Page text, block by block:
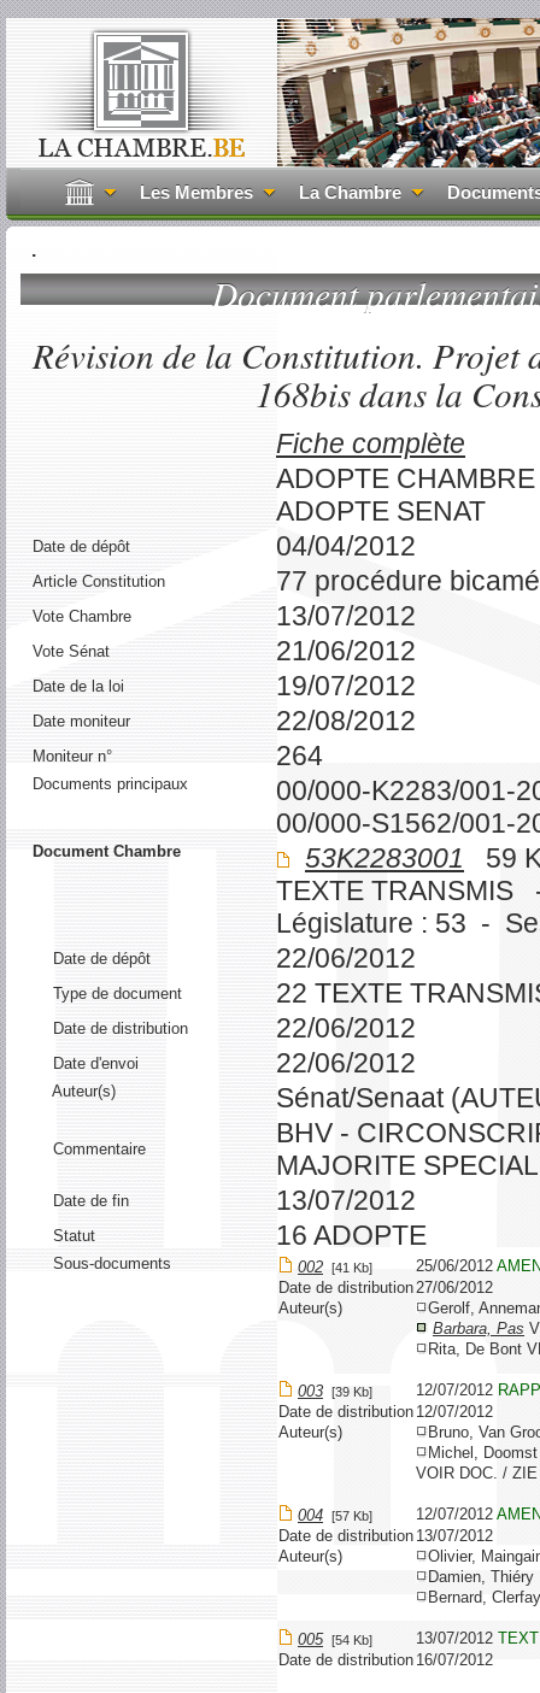
Les Membres La Chambre
.
Document
Révision de la Constitution.
168bis dans la
Fiche complète
ADOPTE CHAMBRE
ADOPTE SENAT
Date de dépôt 04/04/2012
Article Constitution 77 procédure
Vote Chambre 13/07/2012
Vote Sénat 21/06/2012
Date de la loi 19/07/2012
Date moniteur 22/08/2012
Moniteur n° 264
Documents principaux
00/000-K2283/001-
00/000-S1562/001-
Document Chambre 53K2283001 59
TEXTE TRANSMIS
Législature : 53 -
Date de dépôt 22/06/2012
Type de document 22 TEXTE
Date de distribution 22/06/2012
Date d'envoi 22/06/2012
Auteur(s) Sénat/Senaat
Commentaire
BHV -
MAJORITE
Date de fin 13/07/2012
Statut 16 ADOPTE
Sous-documents 002 [41 Kb] 25/06/2012
Date de distribution27/06/2012
Auteur(s)
Gerolf,
Barbara, Pas
Rita, De Bont
003 [39 Kb] 12/07/2012
Date de distribution 12/07/2012
Auteur(s)
Bruno, Van
Michel,
VOIR DOC. /
004 [57 Kb] 12/07/2012
Date de distribution 13/07/2012
Auteur(s)
Olivier,
Damien,
Bernard,
005 [54 Kb] 13/07/2012
Date de distribution 16/07/2012